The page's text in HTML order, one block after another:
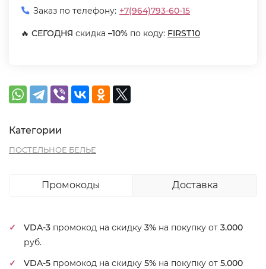
Заказ по телефону: +7(964)793-60-15
🔥 СЕГОДНЯ скидка –10% по коду: FIRST10
Категории
ПОСТЕЛЬНОЕ БЕЛЬЕ
Промокоды Доставка
VDA-3 промокод на скидку 3% на покупку от 3.000
руб.
VDA-5 промокод на скидку 5% на покупку от 5.000